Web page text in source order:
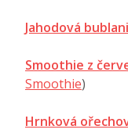
Jahodová
Smoothie z
Smoothie)
Hrnková